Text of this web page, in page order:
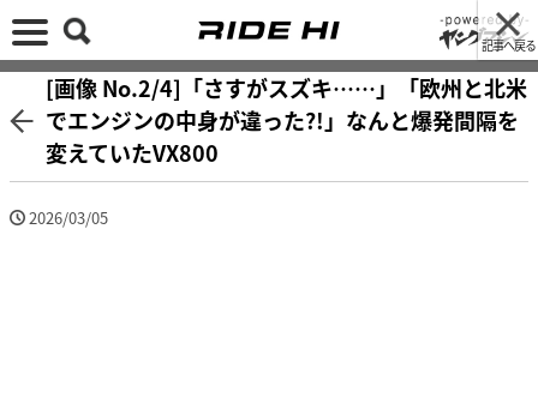
記事へ戻る
[画像 No.2/4]「さすがスズキ……」「欧州と北米
でエンジンの中身が違った?!」なんと爆発間隔を
変えていたVX800
2026/03/05